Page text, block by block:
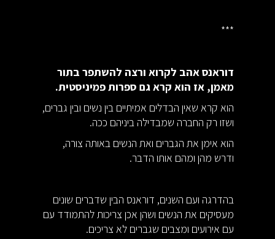
***
דוראנס אהב לקרוא ורצה להשתפר בתור
מאמן, אז הוא קרא גם ספרות פמיניסטית.
הוא קרא שאין הבדלים אמיתיים בין נשים ובין גברים,
ושזו רק החברה שמבדילה ביניהם ככה.
הוא אימן את הגברים ואת הנשים באותה צורה,
ודרש מהן ומהם אותו הדבר.
בהדרגה ועם השנים, דוראנס הבין שדברים שונים
מעסיקים את הנשים ושהן אכן צריכות להתמודד עם
עם אירועים ומצבים שגברים לא צריכים.